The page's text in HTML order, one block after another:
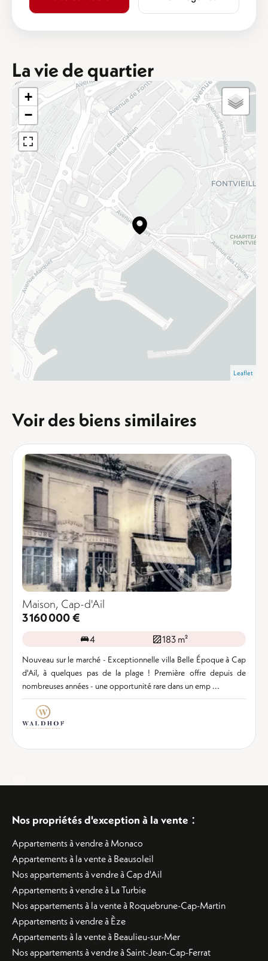
La vie de quartier
+
−
Leaflet
Voir des biens similaires
Maison, Cap-d'Ail
3 160 000 €
4 183 m²
Nouveau sur le marché - Exceptionnelle villa Belle Époque à Cap
d'Ail, à quelques pas de la plage ! Première offre depuis de
nombreuses années - une opportunité rare dans un emp ...
Nos propriétés d'exception à la vente :
Appartements à vendre à Monaco
Appartements à la vente à Beausoleil
Nos appartements à vendre à Cap d'Ail
Appartements à vendre à La Turbie
Nos appartements à la vente à Roquebrune-Cap-Martin
Appartements à vendre à Èze
Appartements à la vente à Beaulieu-sur-Mer
Nos appartements à vendre à Saint-Jean-Cap-Ferrat